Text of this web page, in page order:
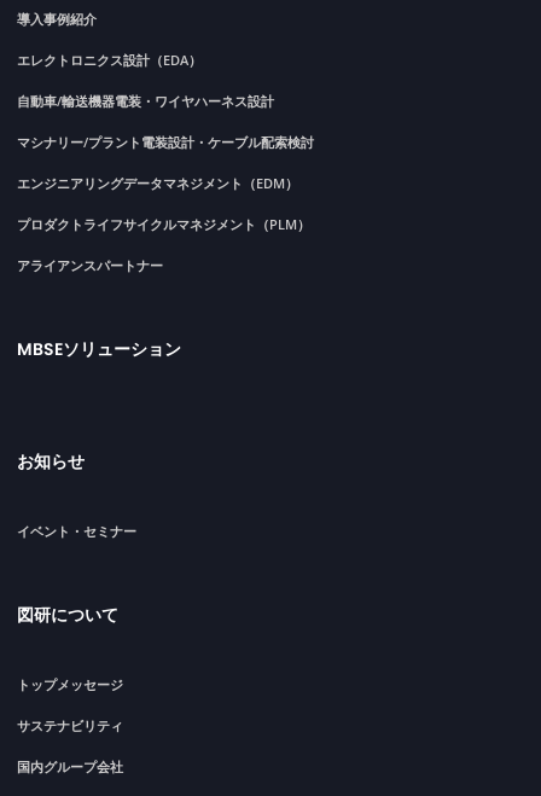
導入事例紹介
エレクトロニクス設計（EDA）
自動車/輸送機器電装・ワイヤハーネス設計
マシナリー/プラント電装設計・ケーブル配索検討
エンジニアリングデータマネジメント（EDM）
プロダクトライフサイクルマネジメント（PLM）
アライアンスパートナー
MBSEソリューション
お知らせ
イベント・セミナー
図研について
トップメッセージ
サステナビリティ
国内グループ会社